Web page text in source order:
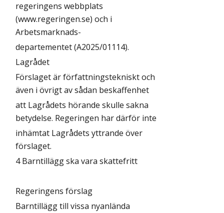
regeringens webbplats
(www.regeringen.se) och i
Arbetsmarknads-
departementet (A2025/01114).
Lagrådet
Förslaget är författningstekniskt och
även i övrigt av sådan beskaffenhet
att Lagrådets hörande skulle sakna
betydelse. Regeringen har därför inte
inhämtat Lagrådets yttrande över
förslaget.
4 Barntillägg ska vara skattefritt
Regeringens förslag
Barntillägg till vissa nyanlända